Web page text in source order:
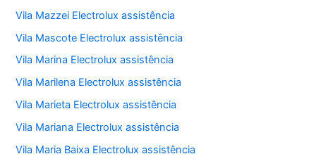
Vila Mazzei Electrolux assistência
Vila Mascote Electrolux assistência
Vila Marina Electrolux assistência
Vila Marilena Electrolux assistência
Vila Marieta Electrolux assistência
Vila Mariana Electrolux assistência
Vila Maria Baixa Electrolux assistência